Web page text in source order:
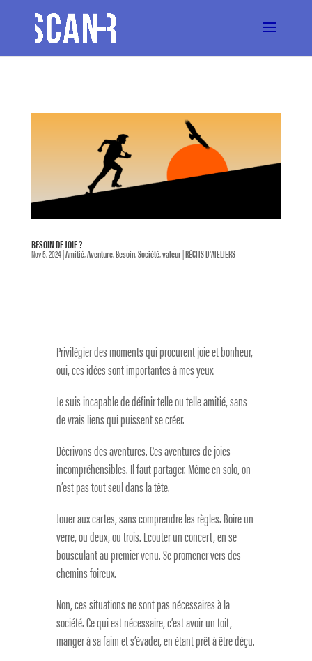
BESOIN DE JOIE ?
Nov 5, 2024|Amitié,Aventure,Besoin,Société,valeur|RÉCITS D'ATELIERS
Privilégier des moments qui procurent joie et bonheur,
oui, ces idées sont importantes à mes yeux.
Je suis incapable de définir telle ou telle amitié, sans
de vrais liens qui puissent se créer.
Décrivons des aventures. Ces aventures de joies
incompréhensibles. Il faut partager. Même en solo, on
n’est pas tout seul dans la tête.
Jouer aux cartes, sans comprendre les règles. Boire un
verre, ou deux, ou trois. Ecouter un concert, en se
bousculant au premier venu. Se promener vers des
chemins foireux.
Non, ces situations ne sont pas nécessaires à la
société. Ce qui est nécessaire, c’est avoir un toit,
manger à sa faim et s’évader, en étant prêt à être déçu.